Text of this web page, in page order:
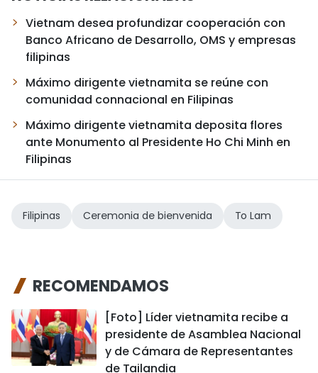
Vietnam desea profundizar cooperación con
Banco Africano de Desarrollo, OMS y empresas
filipinas
Máximo dirigente vietnamita se reúne con
comunidad connacional en Filipinas
Máximo dirigente vietnamita deposita flores
ante Monumento al Presidente Ho Chi Minh en
Filipinas
Filipinas Ceremonia de bienvenida To Lam
RECOMENDAMOS
[Foto] Líder vietnamita recibe a
presidente de Asamblea Nacional
y de Cámara de Representantes
de Tailandia